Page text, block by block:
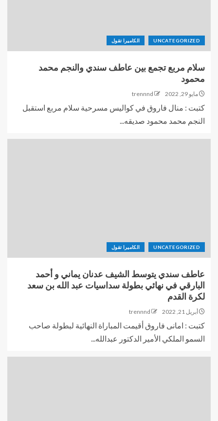
UNCATEGORIZED الكاميرا تقول
سلام مربع تجمع بين عاطف سندي والنجم محمد
محمود
مايو 29, 2022 trennnd
كتبت : منال فاروق في كواليس مسرحية سلام مربع استقبل
النجم محمد محمود صديقه...
UNCATEGORIZED الكاميرا تقول
عاطف سندي يتوسط الشيف عدنان يماني و أحمد
البارقي في نهائي بطولة سداسيات عبد الله بن سعد
لكرة القدم
أبريل 21, 2022 trennnd
كتبت : امانى فاروق أقيمت المباراة النهائية لبطولة صاحب
السمو الملكي الأمير الدكتور عبدالله...